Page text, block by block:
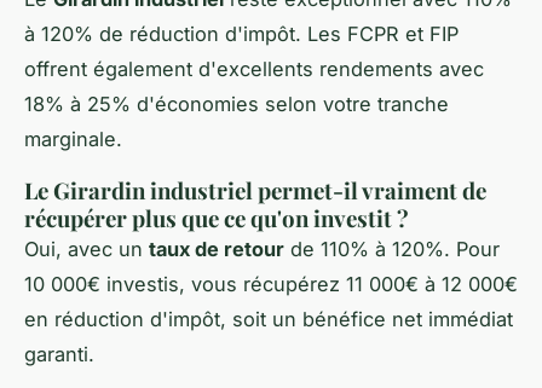
à 120% de réduction d'impôt. Les FCPR et FIP
offrent également d'excellents rendements avec
18% à 25% d'économies selon votre tranche
marginale.
Le Girardin industriel permet-il vraiment de
récupérer plus que ce qu'on investit ?
Oui, avec un taux de retour de 110% à 120%. Pour
10 000€ investis, vous récupérez 11 000€ à 12 000€
en réduction d'impôt, soit un bénéfice net immédiat
garanti.